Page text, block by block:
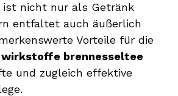
ist nicht nur als Getränk
entfaltet auch äußerlich
Vorteile für die
wirkstoffe brennesseltee
und zugleich effektive